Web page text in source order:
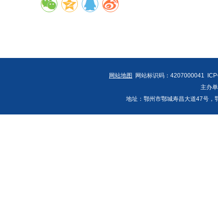
网站地图
网站标识码：4207000041
主办
地址：鄂州市鄂城寿昌大道47号